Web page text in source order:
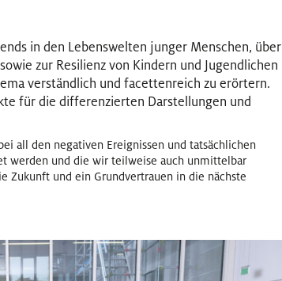
in den Lebenswelten junger Menschen, über
zur Resilienz von Kindern und Jugendlichen
verständlich und facettenreich zu erörtern.
für die differenzierten Darstellungen und
all den negativen Ereignissen und tatsächlichen
werden und die wir teilweise auch unmittelbar
Zukunft und ein Grundvertrauen in die nächste